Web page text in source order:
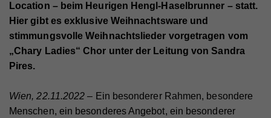
Location – beim Heurigen Hengl-Haselbrunner – statt.
Hier gibt es exklusive Weihnachtsware und
stimmungsvolle Weihnachtslieder vorgetragen vom
„Chary Ladies“ Chor unter der Leitung von Sandra
Pires.
Wien, 22.11.2022 – Ein besonderer Rahmen, besondere
Menschen, ein besonderes Angebot, ein besonderer